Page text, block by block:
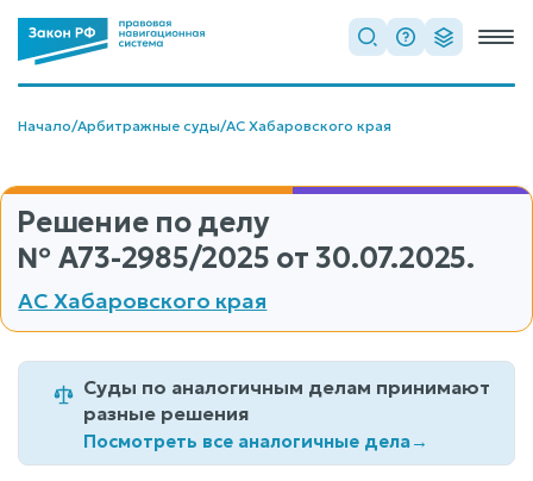
Начало/Арбитражные суды/АС Хабаровского края
Решение по делу
№ А73-2985/2025 от 30.07.2025.
АС Хабаровского края
Суды по аналогичным делам принимают
разные решения
Посмотреть все аналогичные дела→